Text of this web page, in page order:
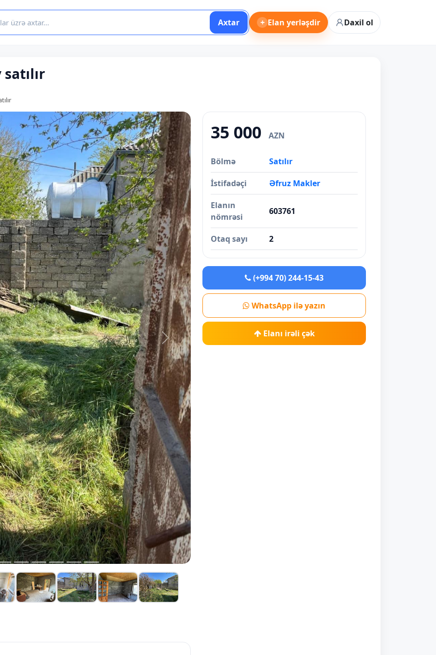
Axtar + Elan yerləşdir Daxil ol
Next
35 000 AZN
Bölmə Satılır
İstifadəçi Əfruz Makler
Elanın
nömrəsi
603761
Otaq sayı 2
(+994 70) 244-15-43
WhatsApp ilə yazın
Elanı irəli çək